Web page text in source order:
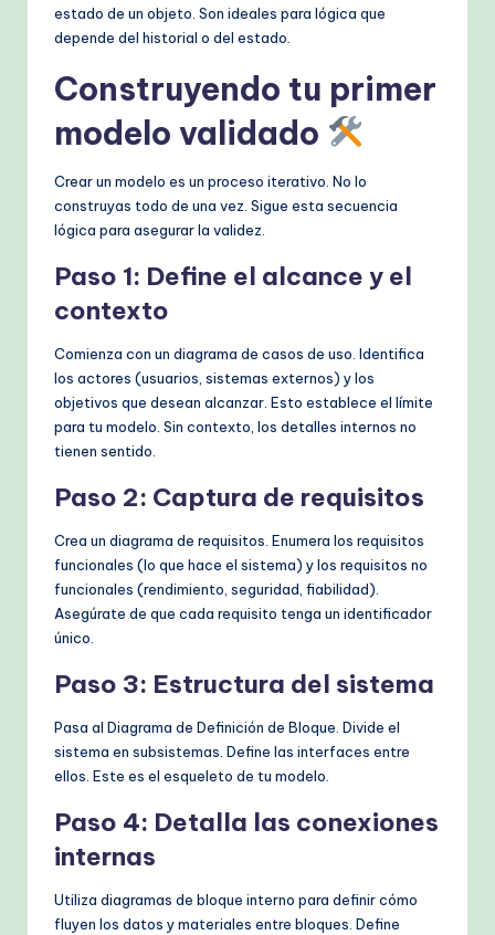
estado de un objeto. Son ideales para lógica que
depende del historial o del estado.
Construyendo tu primer
modelo validado
Crear un modelo es un proceso iterativo. No lo
construyas todo de una vez. Sigue esta secuencia
lógica para asegurar la validez.
Paso 1: Define el alcance y el
contexto
Comienza con un diagrama de casos de uso. Identifica
los actores (usuarios, sistemas externos) y los
objetivos que desean alcanzar. Esto establece el límite
para tu modelo. Sin contexto, los detalles internos no
tienen sentido.
Paso 2: Captura de requisitos
Crea un diagrama de requisitos. Enumera los requisitos
funcionales (lo que hace el sistema) y los requisitos no
funcionales (rendimiento, seguridad, fiabilidad).
Asegúrate de que cada requisito tenga un identificador
único.
Paso 3: Estructura del sistema
Pasa al Diagrama de Definición de Bloque. Divide el
sistema en subsistemas. Define las interfaces entre
ellos. Este es el esqueleto de tu modelo.
Paso 4: Detalla las conexiones
internas
Utiliza diagramas de bloque interno para definir cómo
fluyen los datos y materiales entre bloques. Define